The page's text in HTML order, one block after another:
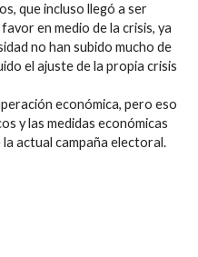
que incluso llegó a ser
en medio de la crisis, ya
no han subido mucho de
el ajuste de la propia crisis
económica, pero eso
y las medidas económicas
actual campaña electoral.